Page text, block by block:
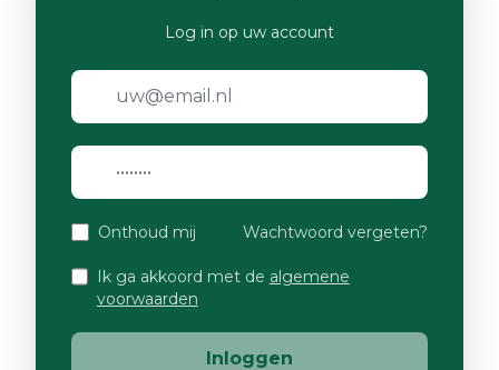
Log in op uw account
Onthoud mij Wachtwoord vergeten?
Ik ga akkoord met de algemene
voorwaarden
Inloggen